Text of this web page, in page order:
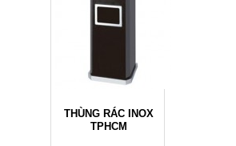
THÙNG RÁC INOX
TPHCM